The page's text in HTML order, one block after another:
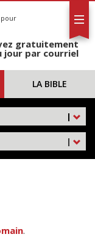
pour
gratuitement
jour par courriel
LA BIBLE
|
|
.